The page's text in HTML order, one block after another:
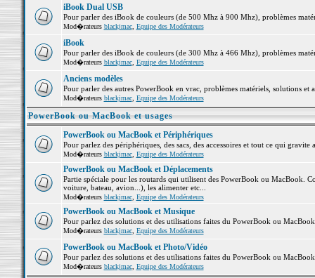
iBook Dual USB
Pour parler des iBook de couleurs (de 500 Mhz à 900 Mhz), problèmes
Mod�rateurs blackjmac, Equipe des Modérateurs
iBook
Pour parler des iBook de couleurs (de 300 Mhz à 466 Mhz), problèmes
Mod�rateurs blackjmac, Equipe des Modérateurs
Anciens modèles
Pour parler des autres PowerBook en vrac, problèmes matériels, solutions et
Mod�rateurs blackjmac, Equipe des Modérateurs
PowerBook ou MacBook et usages
PowerBook ou MacBook et Périphériques
Pour parlez des périphériques, des sacs, des accessoires et tout ce qui
Mod�rateurs blackjmac, Equipe des Modérateurs
PowerBook ou MacBook et Déplacements
Partie spéciale pour les routards qui utilisent des PowerBook ou MacBook.
voiture, bateau, avion...), les alimenter etc...
Mod�rateurs blackjmac, Equipe des Modérateurs
PowerBook ou MacBook et Musique
Pour parlez des solutions et des utilisations faites du PowerBook ou
Mod�rateurs blackjmac, Equipe des Modérateurs
PowerBook ou MacBook et Photo/Vidéo
Pour parlez des solutions et des utilisations faites du PowerBook ou
Mod�rateurs blackjmac, Equipe des Modérateurs